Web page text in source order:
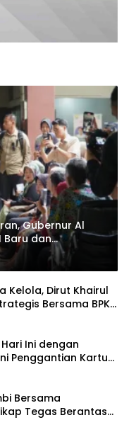
Gubernur Al
Baru dan
untuk RSUD
Kelola, Dirut Khairul
Bersama BPKP
Ini dengan
Penggantian Kartu
Bersama
Tegas Berantas